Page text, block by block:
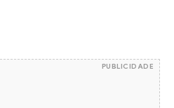
PUBLICIDADE